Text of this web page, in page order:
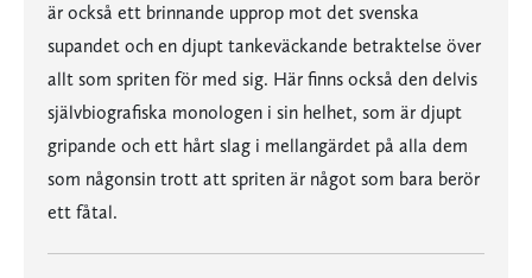
är också ett brinnande upprop mot det svenska
supandet och en djupt tankeväckande betraktelse över
allt som spriten för med sig. Här finns också den delvis
självbiografiska monologen i sin helhet, som är djupt
gripande och ett hårt slag i mellangärdet på alla dem
som någonsin trott att spriten är något som bara berör
ett fåtal.